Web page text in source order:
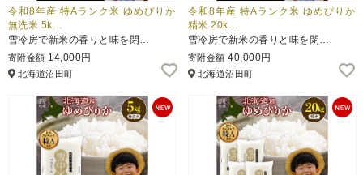
令和8年産 特Aランク米 ゆめぴりか
無洗米 5k…
雪冷房で新米の香りと味を閉…
寄附金額 14,000円
北海道沼田町
令和8年産 特Aランク米 ゆめぴりか
精米 20k…
雪冷房で新米の香りと味を閉…
寄附金額 40,000円
北海道沼田町